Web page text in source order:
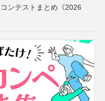
ンテストまとめ《2026